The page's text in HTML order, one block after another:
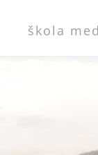
škola